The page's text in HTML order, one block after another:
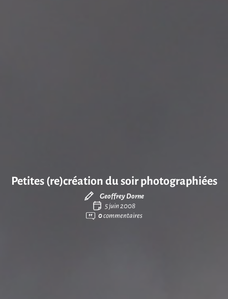
Petites (re)création du soir photographiées
Geoffrey Dorne
5 juin 2008
0commentaires